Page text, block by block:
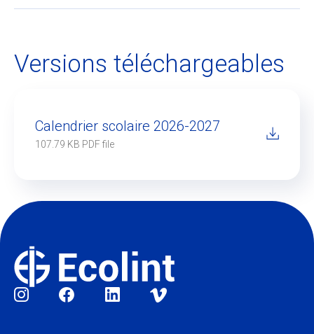
Versions téléchargeables
Calendrier scolaire 2026-2027
107.79 KB PDF file
Sociale